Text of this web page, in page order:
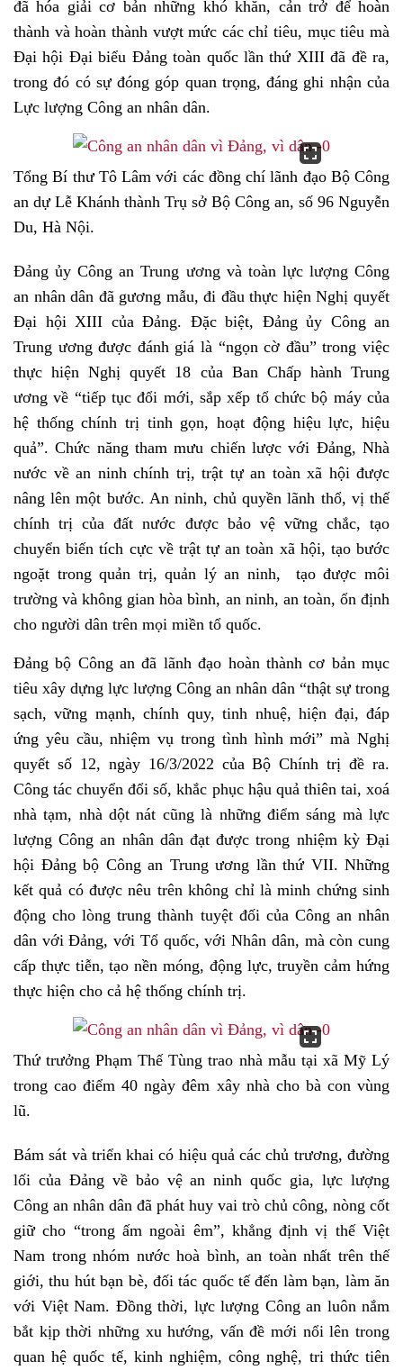
đã hóa giải cơ bản những khó khăn, cản trở để hoàn
thành và hoàn thành vượt mức các chỉ tiêu, mục tiêu mà
Đại hội Đại biểu Đảng toàn quốc lần thứ XIII đã đề ra,
trong đó có sự đóng góp quan trọng, đáng ghi nhận của
Lực lượng Công an nhân dân.
Tổng Bí thư Tô Lâm với các đồng chí lãnh đạo Bộ Công
an dự Lễ Khánh thành Trụ sở Bộ Công an, số 96 Nguyễn
Du, Hà Nội.
Đảng ủy Công an Trung ương và toàn lực lượng Công
an nhân dân đã gương mẫu, đi đầu thực hiện Nghị quyết
Đại hội XIII của Đảng. Đặc biệt, Đảng ủy Công an
Trung ương được đánh giá là “ngọn cờ đầu” trong việc
thực hiện Nghị quyết 18 của Ban Chấp hành Trung
ương về “tiếp tục đổi mới, sắp xếp tổ chức bộ máy của
hệ thống chính trị tinh gọn, hoạt động hiệu lực, hiệu
quả”. Chức năng tham mưu chiến lược với Đảng, Nhà
nước về an ninh chính trị, trật tự an toàn xã hội được
nâng lên một bước. An ninh, chủ quyền lãnh thổ, vị thế
chính trị của đất nước được bảo vệ vững chắc, tạo
chuyển biến tích cực về trật tự an toàn xã hội, tạo bước
ngoặt trong quản trị, quản lý an ninh, tạo được môi
trường và không gian hòa bình, an ninh, an toàn, ổn định
cho người dân trên mọi miền tổ quốc.
Đảng bộ Công an đã lãnh đạo hoàn thành cơ bản mục
tiêu xây dựng lực lượng Công an nhân dân “thật sự trong
sạch, vững mạnh, chính quy, tinh nhuệ, hiện đại, đáp
ứng yêu cầu, nhiệm vụ trong tình hình mới” mà Nghị
quyết số 12, ngày 16/3/2022 của Bộ Chính trị đề ra.
Công tác chuyển đổi số, khắc phục hậu quả thiên tai, xoá
nhà tạm, nhà dột nát cũng là những điểm sáng mà lực
lượng Công an nhân dân đạt được trong nhiệm kỳ Đại
hội Đảng bộ Công an Trung ương lần thứ VII. Những
kết quả có được nêu trên không chỉ là minh chứng sinh
động cho lòng trung thành tuyệt đối của Công an nhân
dân với Đảng, với Tổ quốc, với Nhân dân, mà còn cung
cấp thực tiễn, tạo nền móng, động lực, truyền cảm hứng
thực hiện cho cả hệ thống chính trị.
Thứ trưởng Phạm Thế Tùng trao nhà mẫu tại xã Mỹ Lý
trong cao điểm 40 ngày đêm xây nhà cho bà con vùng
lũ.
Bám sát và triển khai có hiệu quả các chủ trương, đường
lối của Đảng về bảo vệ an ninh quốc gia, lực lượng
Công an nhân dân đã phát huy vai trò chủ công, nòng cốt
giữ cho “trong ấm ngoài êm”, khẳng định vị thế Việt
Nam trong nhóm nước hoà bình, an toàn nhất trên thế
giới, thu hút bạn bè, đối tác quốc tế đến làm bạn, làm ăn
với Việt Nam. Đồng thời, lực lượng Công an luôn nắm
bắt kịp thời những xu hướng, vấn đề mới nổi lên trong
quan hệ quốc tế, kinh nghiệm, công nghệ, tri thức tiên